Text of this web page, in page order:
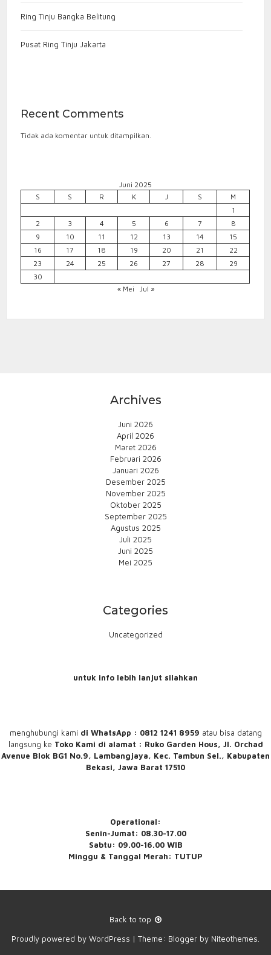
Ring Tinju Bangka Belitung
Pusat Ring Tinju Jakarta
Recent Comments
Tidak ada komentar untuk ditampilkan.
Juni 2025
S
S R K J S
M
1
2
3 4 5 6 7
8
9
10 11 12 13 14
15
16
17 18 19 20 21
22
23
24 25 26 27 28
29
30
« Mei
Jul »
Archives
Juni 2026
April 2026
Maret 2026
Februari 2026
Januari 2026
Desember 2025
November 2025
Oktober 2025
September 2025
Agustus 2025
Juli 2025
Juni 2025
Mei 2025
Categories
Uncategorized
untuk info lebih lanjut silahkan
menghubungi kami di WhatsApp : 0812 1241 8959 atau bisa datang
langsung ke Toko Kami di alamat : Ruko Garden Hous, Jl. Orchad
Avenue Blok BG1 No.9, Lambangjaya, Kec. Tambun Sel., Kabupaten
Bekasi, Jawa Barat 17510
Operational:
Senin-Jumat: 08.30-17.00
Sabtu: 09.00-16.00 WIB
Minggu & Tanggal Merah: TUTUP
Proudly powered by WordPress | Theme: Blogger by Niteothemes
Back to top